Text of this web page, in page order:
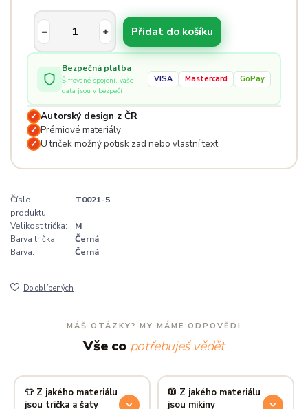
Přidat do košíku
Bezpečná platba
Šifrované spojení, vaše
data jsou v bezpečí
VISA Mastercard GoPay
✓ Autorský design z ČR
✓ Prémiové materiály
✓ U triček možný potisk zad nebo vlastní text
Číslo
produktu:
T0021-5
Velikost trička:
M
Barva trička:
Černá
Barva:
Černá
Do oblíbených
MÁŠ OTÁZKY? MY MÁME ODPOVĚDI
Vše co potřebuješ vědět
👕 Z jakého materiálu
jsou trička a šaty
🧥 Z jakého materiálu
jsou mikiny